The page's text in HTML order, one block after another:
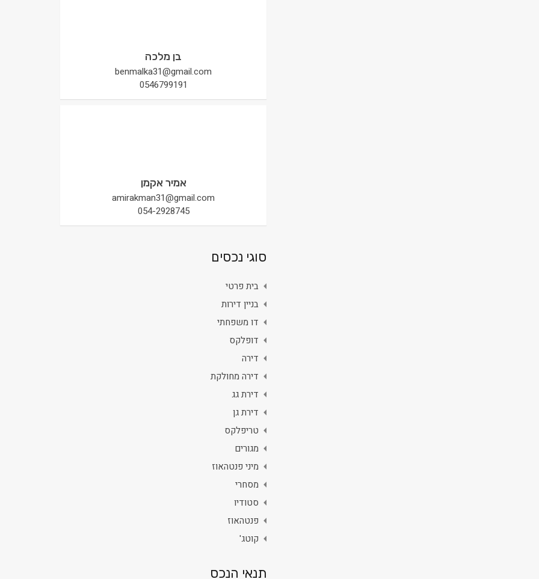
בן מלכה
benmalka31@gmail.com
0546799191
אמיר אקמן
amirakman31@gmail.com
054-2928745
סוגי נכסים
בית פרטי
בניין דירות
דו משפחתי
דופלקס
דירה
דירה מחולקת
דירת גג
דירת גן
טריפלקס
מגורים
מיני פנטהאוז
מסחרי
סטודיו
פנטהאוז
קוטג'
תנאי הנכס